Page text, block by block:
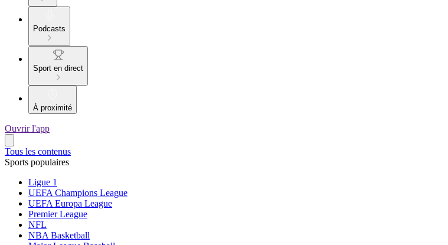
Podcasts
Sport en direct
À proximité
Ouvrir l'app
Tous les contenus
Sports populaires
Ligue 1
UEFA Champions League
UEFA Europa League
Premier League
NFL
NBA Basketball